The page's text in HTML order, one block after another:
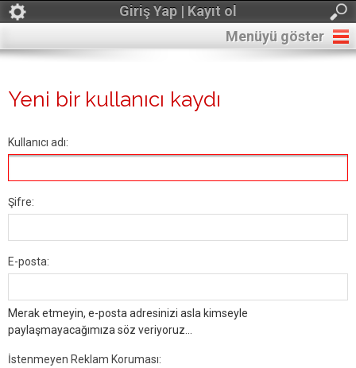
Giriş Yap | Kayıt ol
Menüyü göster
Yeni bir kullanıcı kaydı
Kullanıcı adı:
Şifre:
E-posta:
Merak etmeyin, e-posta adresinizi asla kimseyle
paylaşmayacağımıza söz veriyoruz...
İstenmeyen Reklam Koruması: